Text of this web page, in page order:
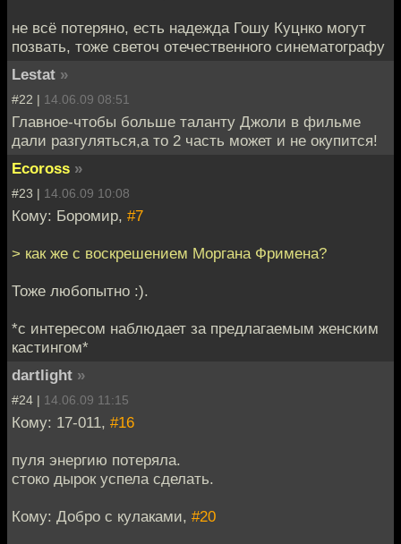
не всё потеряно, есть надежда Гошу Куцнко могут
позвать, тоже светоч отечественного синематографу
Lestat »
#22 | 14.06.09 08:51
Главное-чтобы больше таланту Джоли в фильме
дали разгуляться,а то 2 часть может и не окупится!
Ecoross »
#23 | 14.06.09 10:08
Кому: Боромир, #7
> как же с воскрешением Моргана Фримена?
Тоже любопытно :).
*с интересом наблюдает за предлагаемым женским
кастингом*
dartlight »
#24 | 14.06.09 11:15
Кому: 17-011, #16
пуля энергию потеряла.
стоко дырок успела сделать.
Кому: Добро с кулаками, #20